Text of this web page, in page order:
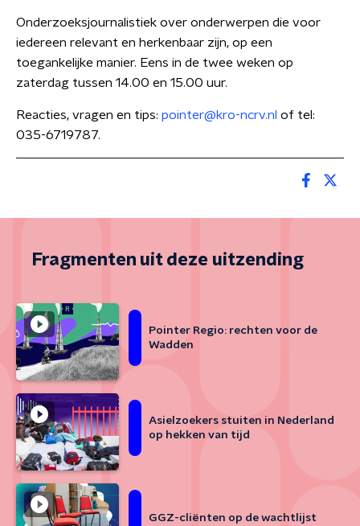
Onderzoeksjournalistiek over onderwerpen die voor
iedereen relevant en herkenbaar zijn, op een
toegankelijke manier. Eens in de twee weken op
zaterdag tussen 14.00 en 15.00 uur.
Reacties, vragen en tips: pointer@kro-ncrv.nl of tel:
035-6719787.
Fragmenten uit deze uitzending
Pointer Regio: rechten voor de
Wadden
Asielzoekers stuiten in Nederland
op hekken van tijd
GGZ-cliënten op de wachtlijst